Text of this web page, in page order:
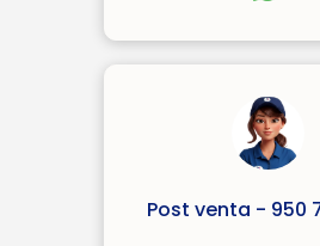
Post venta - 950